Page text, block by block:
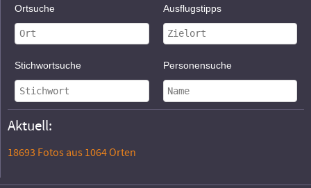
Ortsuche Ausflugstipps
Stichwortsuche Personensuche
Aktuell:
18693 Fotos aus 1064 Orten